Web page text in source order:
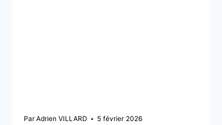
ParAdrien VILLARD 5 février 2026